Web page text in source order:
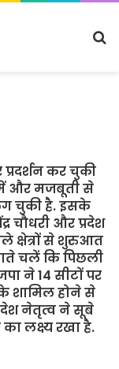
कर चुकी
में और मजबूती से
चुकी है. इसके
चौधरी और प्रदेश
क्षेत्रों से शुरुआत
चलें कि पिछली
ने 14 सीटों पर
के शामिल होने से
नेतृत्व ने सूबे
लक्ष्य रखा है.